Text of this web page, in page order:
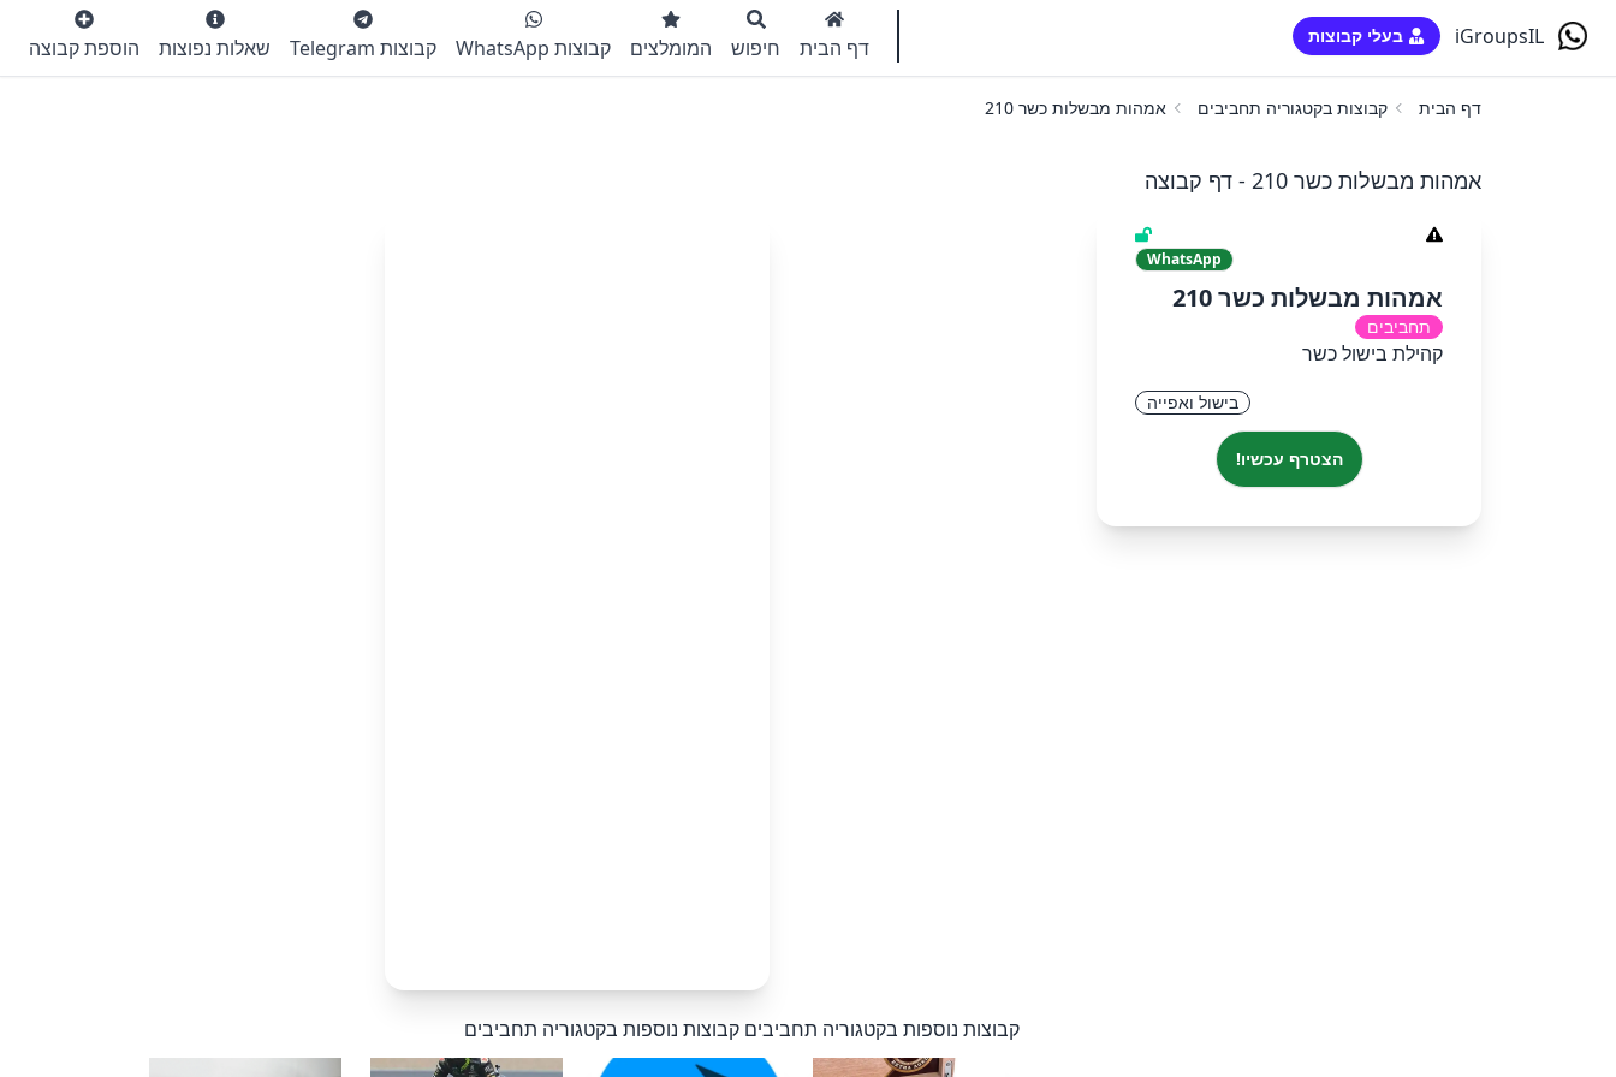
iGroupsIL בעלי קבוצות דף הבית חיפוש המומלצים קבוצות WhatsApp קבוצות Telegram שאלות נפוצות הוספת קבוצה
דף הבית קבוצות בקטגוריה תחביבים אמהות מבשלות כשר 210
אמהות מבשלות כשר 210 - דף קבוצה
WhatsApp
אמהות מבשלות כשר 210
תחביבים
קהילת בישול כשר
בישול ואפייה
הצטרף עכשיו!
קבוצות נוספות בקטגוריה תחביבים קבוצות נוספות בקטגוריה תחביבים